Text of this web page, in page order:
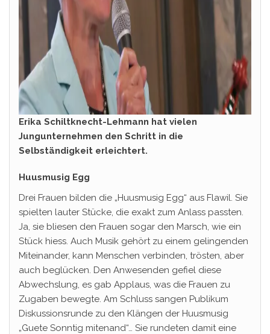
Erika Schiltknecht-Lehmann hat vielen
Jungunternehmen den Schritt in die
Selbständigkeit erleichtert.
Huusmusig Egg
Drei Frauen bilden die „Huusmusig Egg“ aus Flawil. Sie
spielten lauter Stücke, die exakt zum Anlass passten.
Ja, sie bliesen den Frauen sogar den Marsch, wie ein
Stück hiess. Auch Musik gehört zu einem gelingenden
Miteinander, kann Menschen verbinden, trösten, aber
auch beglücken. Den Anwesenden gefiel diese
Abwechslung, es gab Applaus, was die Frauen zu
Zugaben bewegte. Am Schluss sangen Publikum
Diskussionsrunde zu den Klängen der Huusmusig
„Guete Sonntig mitenand“… Sie rundeten damit eine